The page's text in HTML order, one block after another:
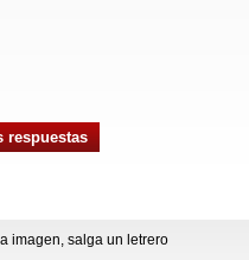
respuestas
imagen, salga un letrero